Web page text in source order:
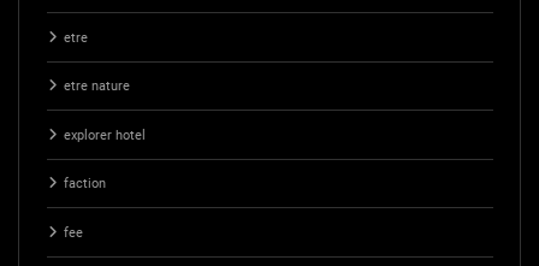
etre
etre nature
explorer hotel
faction
fee